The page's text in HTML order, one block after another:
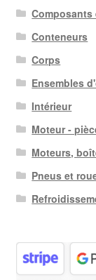
Conteneurs
Corps
Ensembles
Intérieur
Moteur -
Moteurs,
Pneus et